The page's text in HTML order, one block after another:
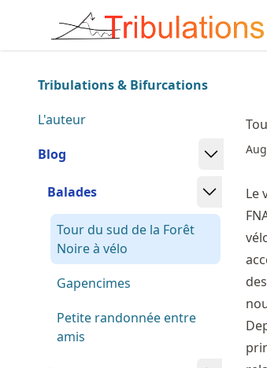
article
content
Made with MyST
Tribulations & Bifurcations
L'auteur
Blog
Balades
Tour du sud de la Forêt
Noire à vélo
Gapencimes
Petite randonnée entre
amis
Le
des